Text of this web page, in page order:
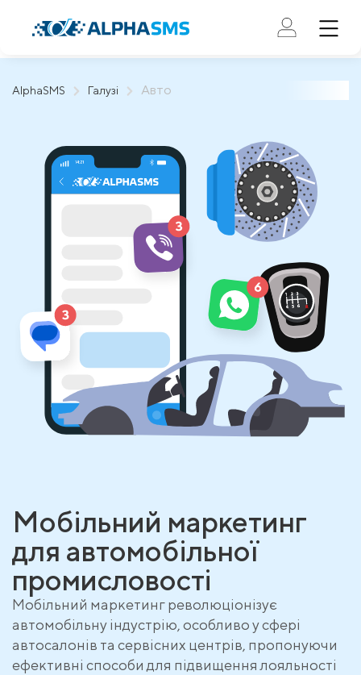
AlphaSMS Галузі Авто
Мобільний маркетинг
для автомобільної
промисловості
Мобільний маркетинг революціонізує
автомобільну індустрію, особливо у сфері
автосалонів та сервісних центрів, пропонуючи
ефективні способи для підвищення лояльності